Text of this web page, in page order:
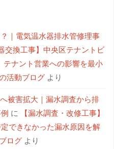
｜電気温水器排水管修理事
交換工事】中央区テナントビ
ナント営業への影響を最小
活動ブログ より
被害拡大｜漏水調査から排
に
【漏水調査・改修工事】
できなかった漏水原因を解
ログ より